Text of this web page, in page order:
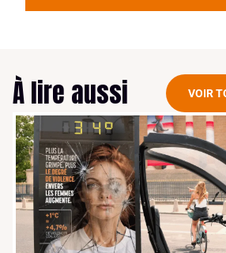
À lire aussi VOIR